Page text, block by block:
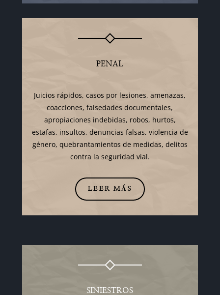
PENAL
Juicios rápidos, casos por lesiones, amenazas,
coacciones, falsedades documentales,
apropiaciones indebidas, robos, hurtos,
estafas, insultos, denuncias falsas, violencia de
género, quebrantamientos de medidas, delitos
contra la seguridad vial.
LEER MÁS
SINIESTROS